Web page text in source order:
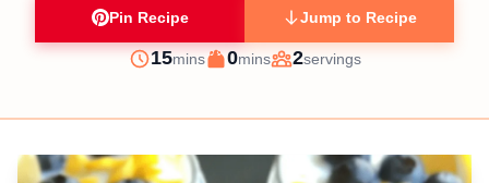
Pin Recipe Jump to Recipe
Prep
15minutes
mins
Cook
0minutes
mins
Servings
2servings